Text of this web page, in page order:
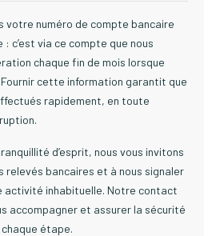
votre numéro de compte bancaire
: c’est via ce compte que nous
chaque fin de mois lorsque
cette information garantit que
rapidement, en toute
d’esprit, nous vous invitons
relevés bancaires et à nous signaler
activité inhabituelle. Notre contact
accompagner et assurer la sécurité
étape.